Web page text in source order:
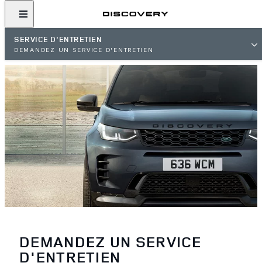
SERVICE D'ENTRETIEN
DEMANDEZ UN SERVICE D'ENTRETIEN
DEMANDEZ UN SERVICE
D'ENTRETIEN